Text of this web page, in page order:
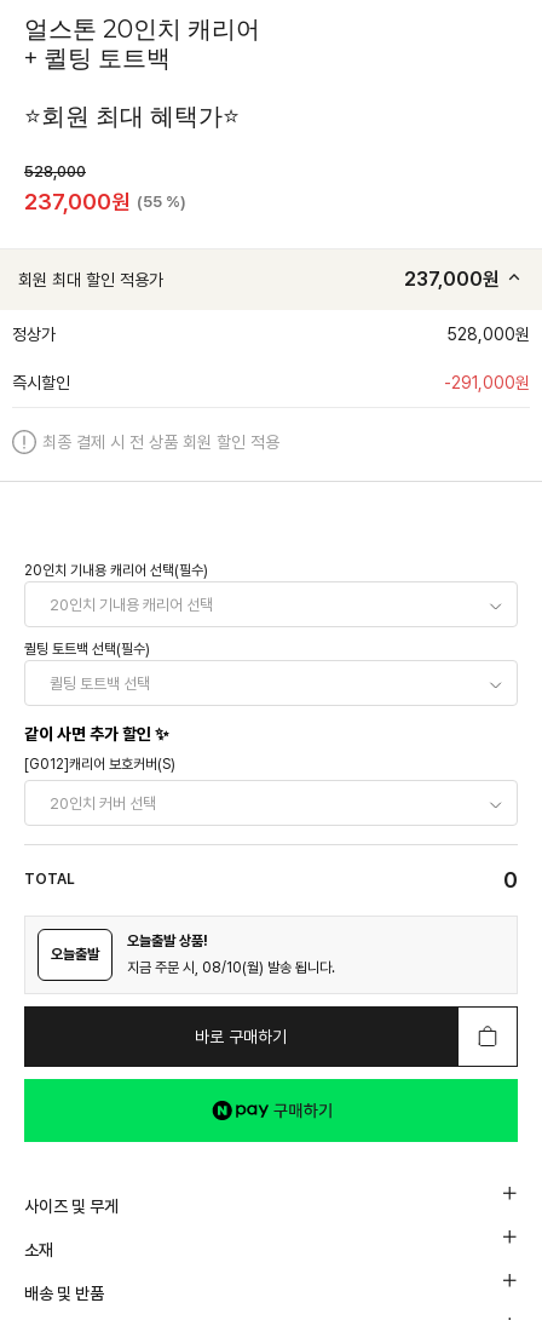
얼스톤 20인치 캐리어
+ 퀼팅 토트백
⭐회원 최대 혜택가⭐
528,000
237,000원 (55 %)
회원 최대 할인 적용가 237,000원
정상가 528,000원
즉시할인 -291,000원
최종 결제 시 전 상품 회원 할인 적용
20인치 기내용 캐리어 선택(필수)
퀼팅 토트백 선택(필수)
같이 사면 추가 할인 ✨
[G012]캐리어 보호커버(S)
TOTAL 0
오늘출발
오늘출발 상품!
지금 주문 시, 08/10(월) 발송 됩니다.
바로 구매하기
사이즈 및 무게
소재
배송 및 반품